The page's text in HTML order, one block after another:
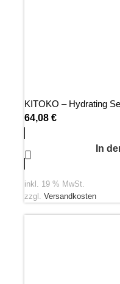
KITOKO – Hydrating
64,08 €
In
inkl. 19 % MwSt.
zzgl. Versandkosten